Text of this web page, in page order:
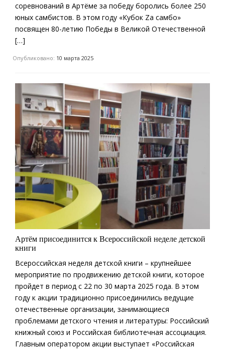
соревнований в Артёме за победу боролись более 250
юных самбистов. В этом году «Кубок Zа самбо»
посвящен 80-летию Победы в Великой Отечественной
[…]
Опубликовано: 10 марта 2025
Артём присоединится к Всероссийской неделе детской
книги
Всероссийская неделя детской книги – крупнейшее
мероприятие по продвижению детской книги, которое
пройдет в период с 22 по 30 марта 2025 года. В этом
году к акции традиционно присоединились ведущие
отечественные организации, занимающиеся
проблемами детского чтения и литературы: Российский
книжный союз и Российская библиотечная ассоциация.
Главным оператором акции выступает «Российская